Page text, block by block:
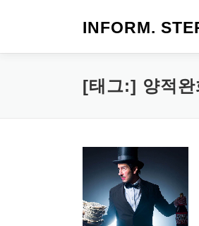
로
INFORM.
[태그:] 양적